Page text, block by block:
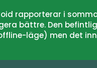
rapporterar i
bättre. Den
läge) men det